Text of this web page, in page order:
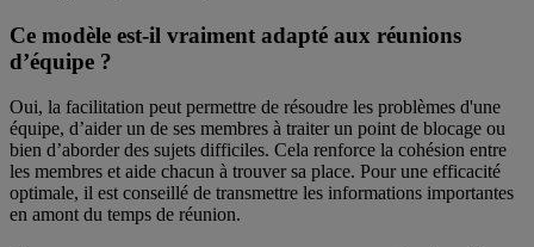
Ce modèle est-il vraiment adapté aux réunions
d’équipe ?
Oui, la facilitation peut permettre de résoudre les problèmes d'une
équipe, d’aider un de ses membres à traiter un point de blocage ou
bien d’aborder des sujets difficiles. Cela renforce la cohésion entre
les membres et aide chacun à trouver sa place. Pour une efficacité
optimale, il est conseillé de transmettre les informations importantes
en amont du temps de réunion.